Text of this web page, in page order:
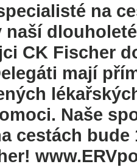
na
naší
CK Fischer
mají
Naše
cestách